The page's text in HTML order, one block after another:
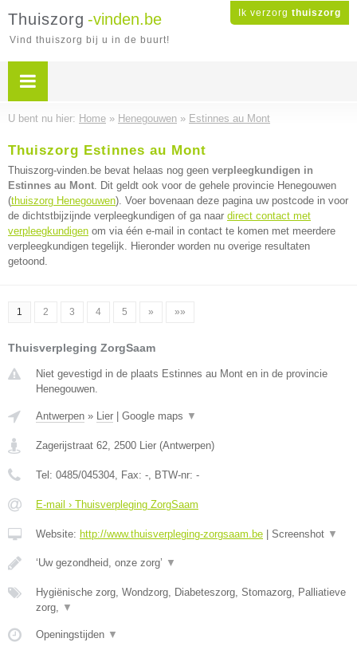
Ik verzorg thuiszorg
Thuiszorg -vinden.be
Vind thuiszorg bij u in de buurt!
U bent nu hier: Home » Henegouwen » Estinnes au Mont
Thuiszorg Estinnes au Mont
Thuiszorg-vinden.be bevat helaas nog geen verpleegkundigen in
Estinnes au Mont. Dit geldt ook voor de gehele provincie Henegouwen
(thuiszorg Henegouwen). Voer bovenaan deze pagina uw postcode in voor
de dichtstbijzijnde verpleegkundigen of ga naar direct contact met
verpleegkundigen om via één e-mail in contact te komen met meerdere
verpleegkundigen tegelijk. Hieronder worden nu overige resultaten
getoond.
1 2 3 4 5 » »»
Thuisverpleging ZorgSaam
Niet gevestigd in de plaats Estinnes au Mont en in de provincie
Henegouwen.
Antwerpen » Lier Google maps ▼
Zagerijstraat 62, 2500 Lier (Antwerpen)
Tel: 0485/045304, Fax: -, BTW-nr: -
E-mail › Thuisverpleging ZorgSaam
Website: http://www.thuisverpleging-zorgsaam.be Screenshot ▼
‘Uw gezondheid, onze zorg’ ▼
Hygiënische zorg, Wondzorg, Diabeteszorg, Stomazorg, Palliatieve
zorg, ▼
Openingstijden ▼